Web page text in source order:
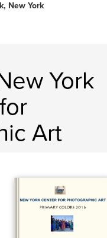
New York
York
Art